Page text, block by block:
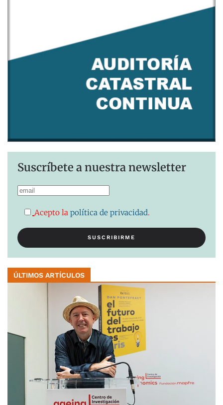
Suscríbete a nuestra newsletter
Acepto la política de privacidad.
ÚLTIMOS ARTÍCULOS